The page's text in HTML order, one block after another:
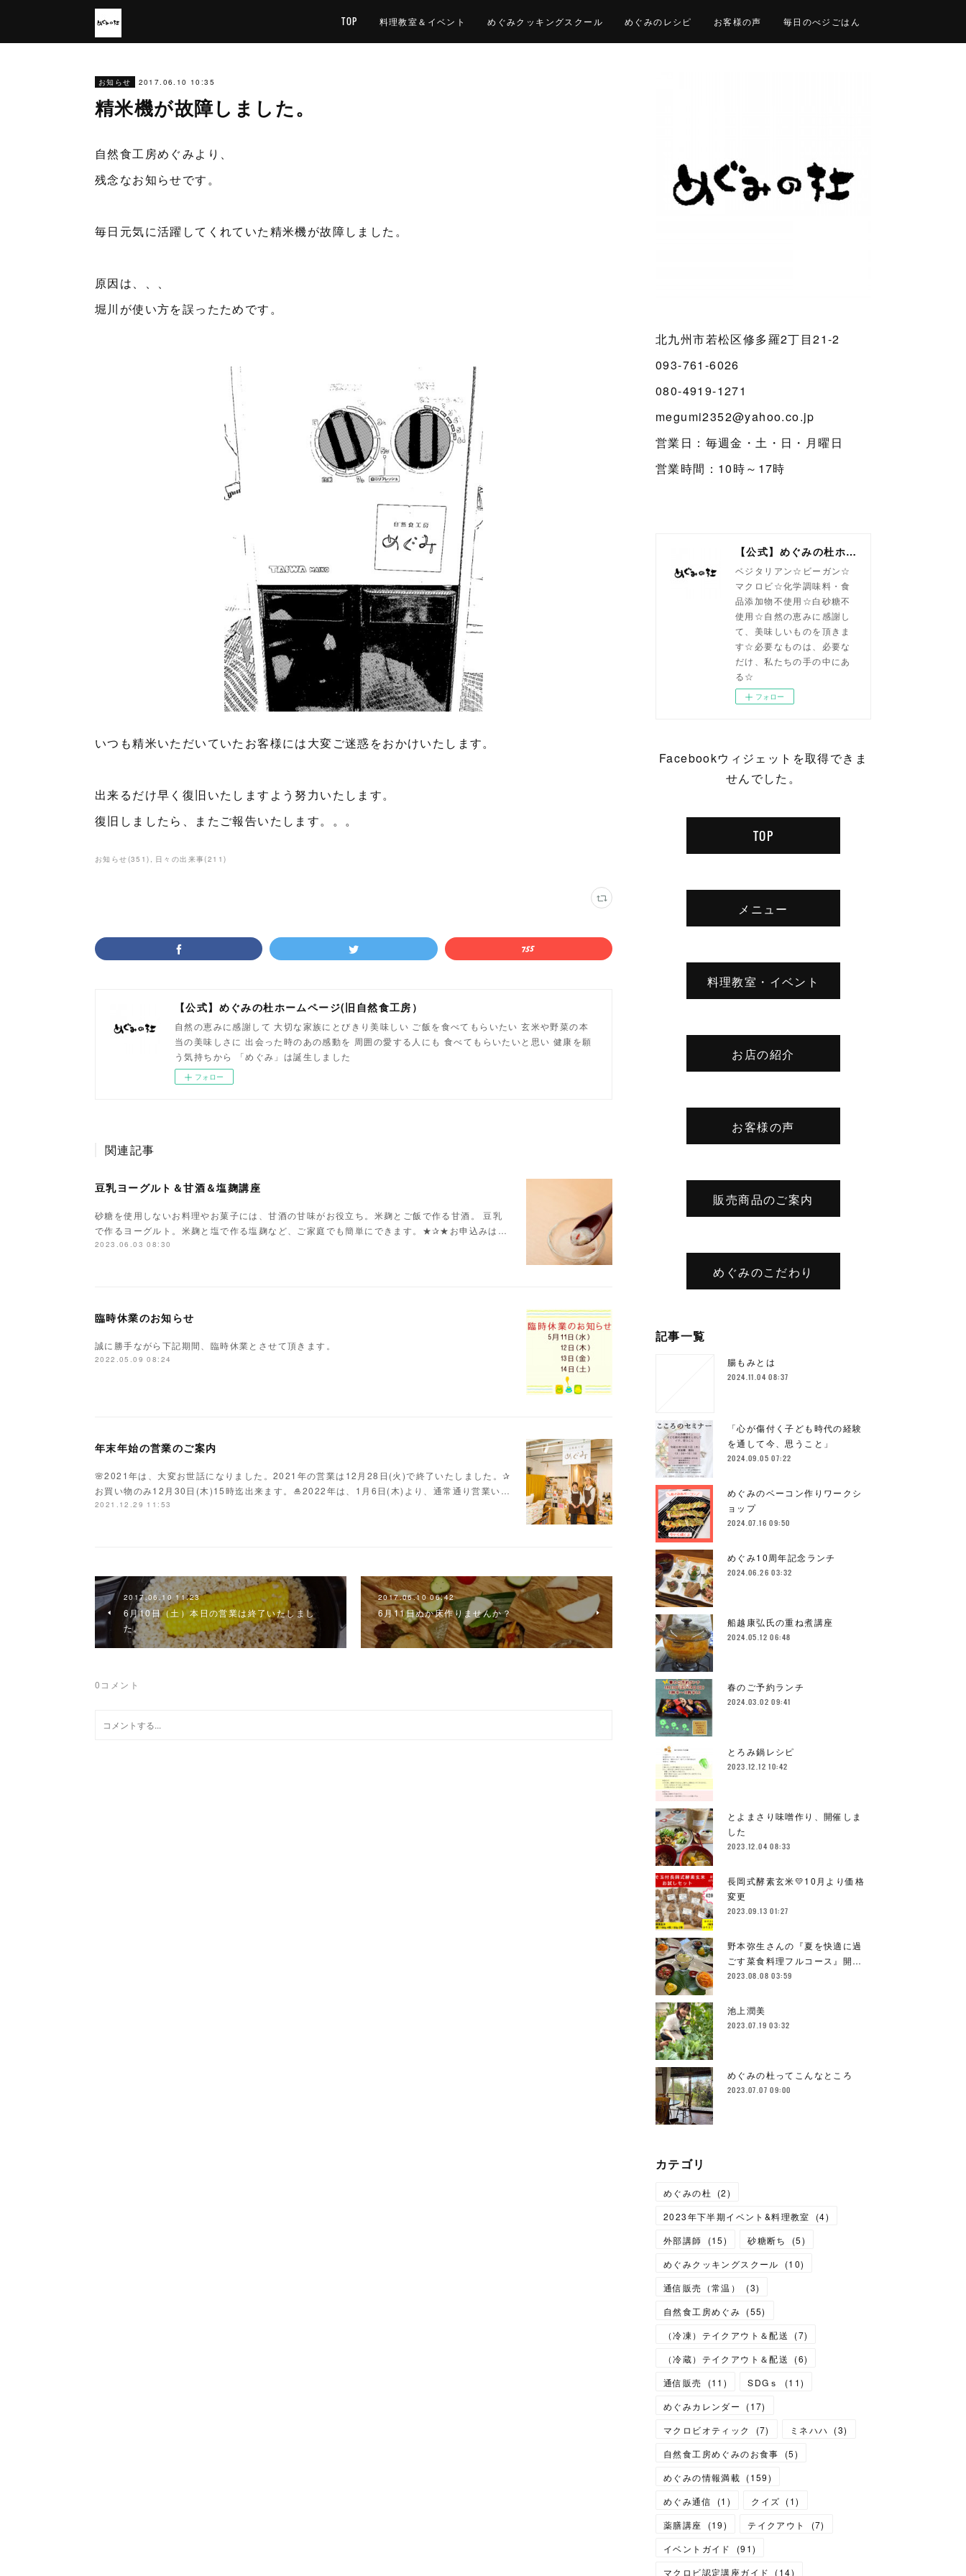
TOP 料理教室＆イベント めぐみクッキングスクール めぐみのレシピ お客様の声 毎日のべジごはん
お知らせ 2017.06.10 10:35
精米機が故障しました。
自然食工房めぐみより、
残念なお知らせです。
毎日元気に活躍してくれていた精米機が故障しました。
原因は、、、
堀川が使い方を誤ったためです。
いつも精米いただいていたお客様には大変ご迷惑をおかけいたします。
出来るだけ早く復旧いたしますよう努力いたします。
復旧しましたら、またご報告いたします。。。
お知らせ(351) 日々の出来事(211)
【公式】めぐみの杜ホームページ(旧自然食工房）
自然の恵みに感謝して 大切な家族にとびきり美味しい ご飯を食べてもらいたい 玄米や野菜の本
当の美味しさに 出会った時のあの感動を 周囲の愛する人にも 食べてもらいたいと思い 健康を願
う気持ちから 「めぐみ」は誕生しました
フォロー
関連記事
豆乳ヨーグルト＆甘酒＆塩麹講座
砂糖を使用しないお料理やお菓子には、甘酒の甘味がお役立ち。米麹とご飯で作る甘酒。 豆乳
で作るヨーグルト。米麹と塩で作る塩麹など、ご家庭でも簡単にできます。★✰★お申込みは…
2023.06.03 08:30
臨時休業のお知らせ
誠に勝手ながら下記期間、臨時休業とさせて頂きます。
2022.05.09 08:24
年末年始の営業のご案内
🌸2021年は、大変お世話になりました。2021年の営業は12月28日(火)で終了いたしました。✰
お買い物のみ12月30日(木)15時迄出来ます。🎍2022年は、1月6日(木)より、通常通り営業い…
2021.12.29 11:53
2017.06.10 11:23
6月10日（土）本日の営業は終了いたしまし
た。
2017.06.10 06:42
6月11日ぬか床作りませんか？
0 コメント
北九州市若松区修多羅2丁目21-2
093-761-6026
080-4919-1271
megumi2352@yahoo.co.jp
営業日：毎週金・土・日・月曜日
営業時間：10時～17時
【公式】めぐみの杜ホームページ(旧自然食工房）
ベジタリアン☆ビーガン☆
マクロビ☆化学調味料・食
品添加物不使用☆白砂糖不
使用☆自然の恵みに感謝し
て、美味しいものを頂きま
す☆必要なものは、必要な
だけ、私たちの手の中にあ
る☆
フォロー
Facebookウィジェットを取得できま
せんでした。
TOP
メニュー
料理教室・イベント
お店の紹介
お客様の声
販売商品のご案内
めぐみのこだわり
記事一覧
腸もみとは
2024.11.04 08:37
「心が傷付く子ども時代の経験
を通して今、思うこと」
2024.09.05 07:22
めぐみのベーコン作りワークシ
ョップ
2024.07.16 09:50
めぐみ10周年記念ランチ
2024.06.26 03:32
船越康弘氏の重ね煮講座
2024.05.12 06:48
春のご予約ランチ
2024.03.02 09:41
とろみ鍋レシピ
2023.12.12 10:42
とよまさり味噌作り、開催しま
した
2023.12.04 08:33
長岡式酵素玄米💛10月より価格
変更
2023.09.13 01:27
野本弥生さんの『夏を快適に過
ごす菜食料理フルコース』開…
2023.08.08 03:59
池上潤美
2023.07.19 03:32
めぐみの杜ってこんなところ
2023.07.07 09:00
カテゴリ
めぐみの杜 (2)
2023年下半期イベント&料理教室
(4)
外部講師
(15) 砂糖断ち (5)
めぐみクッキングスクール
(10)
通信販売（常温）
(3)
自然食工房めぐみ (55)
（冷凍）テイクアウト＆配送
(7)
（冷蔵）テイクアウト＆配送
(6)
通信販売
(11 ) SDGｓ (11)
めぐみカレンダー
(17)
マクロビオティック
(7) ミネハハ (3)
自然食工房めぐみのお食事
(5)
めぐみの情報満載 (159)
めぐみ通信
(1 ) クイズ (1)
薬膳講座
(19) テイクアウト (7)
イベントガイド
(91)
マクロビ認定講座ガイド
(14)